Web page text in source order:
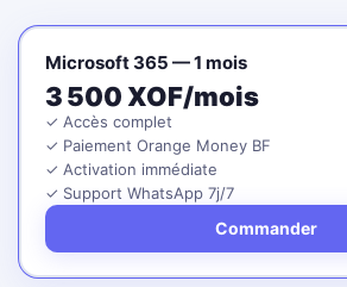
Microsoft 365 — 1 mois
3 500 XOF/mois
✓ Accès complet
✓ Paiement Orange Money BF
✓ Activation immédiate
✓ Support WhatsApp 7j/7
Commander